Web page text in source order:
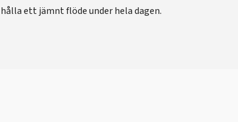
hålla ett jämnt flöde under hela dagen.